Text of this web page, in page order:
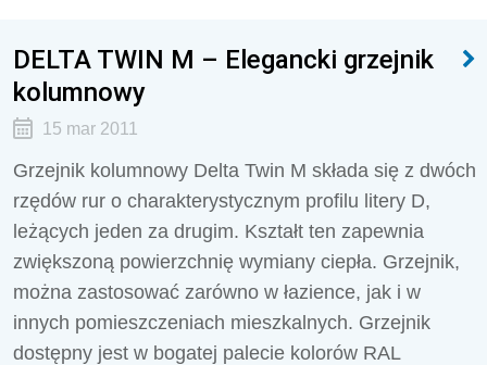
DELTA TWIN M – Elegancki grzejnik
kolumnowy
15 mar 2011
Grzejnik kolumnowy Delta Twin M składa się z dwóch
rzędów rur o charakterystycznym profilu litery D,
leżących jeden za drugim. Kształt ten zapewnia
zwiększoną powierzchnię wymiany ciepła. Grzejnik,
można zastosować zarówno w łazience, jak i w
innych pomieszczeniach mieszkalnych. Grzejnik
dostępny jest w bogatej palecie kolorów RAL